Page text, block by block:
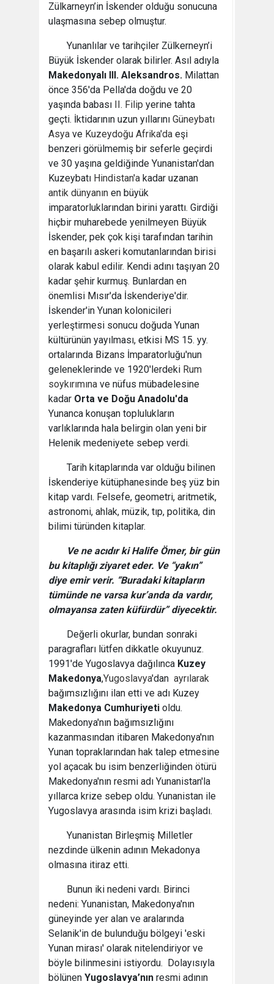
Zülkarneyn’in İskender olduğu sonucuna
ulaşmasına sebep olmuştur.
Yunanlılar ve tarihçiler Zülkerneyn’i
Büyük İskender olarak bilirler. Asıl adıyla
Makedonyalı III. Aleksandros. Milattan
önce 356'da Pella'da doğdu ve 20
yaşında babası II. Filip yerine tahta
geçti. İktidarının uzun yıllarını Güneybatı
Asya ve Kuzeydoğu Afrika'da eşi
benzeri görülmemiş bir seferle geçirdi
ve 30 yaşına geldiğinde Yunanistan'dan
Kuzeybatı Hindistan'a kadar uzanan
antik dünyanın en büyük
imparatorluklarından birini yarattı. Girdiği
hiçbir muharebede yenilmeyen Büyük
İskender, pek çok kişi tarafından tarihin
en başarılı askeri komutanlarından birisi
olarak kabul edilir. Kendi adını taşıyan 20
kadar şehir kurmuş. Bunlardan en
önemlisi Mısır'da İskenderiye'dir.
İskender'in Yunan kolonicileri
yerleştirmesi sonucu doğuda Yunan
kültürünün yayılması, etkisi MS 15. yy.
ortalarında Bizans İmparatorluğu'nun
geleneklerinde ve 1920'lerdeki Rum
soykırımına ve nüfus mübadelesine
kadar Orta ve Doğu Anadolu'da
Yunanca konuşan toplulukların
varlıklarında hala belirgin olan yeni bir
Helenik medeniyete sebep verdi.
Tarih kitaplarında var olduğu bilinen
İskenderiye kütüphanesinde beş yüz bin
kitap vardı. Felsefe, geometri, aritmetik,
astronomi, ahlak, müzik, tıp, politika, din
bilimi türünden kitaplar.
Ve ne acıdır ki Halife Ömer, bir gün
bu kitaplığı ziyaret eder. Ve “yakın”
diye emir verir. “Buradaki kitapların
tümünde ne varsa kur’anda da vardır,
olmayansa zaten küfürdür” diyecektir.
Değerli okurlar, bundan sonraki
paragrafları lütfen dikkatle okuyunuz.
1991'de Yugoslavya dağılınca Kuzey
Makedonya,Yugoslavya'dan ayrılarak
bağımsızlığını ilan etti ve adı Kuzey
Makedonya Cumhuriyeti oldu.
Makedonya'nın bağımsızlığını
kazanmasından itibaren Makedonya'nın
Yunan topraklarından hak talep etmesine
yol açacak bu isim benzerliğinden ötürü
Makedonya'nın resmi adı Yunanistan'la
yıllarca krize sebep oldu. Yunanistan ile
Yugoslavya arasında isim krizi başladı.
Yunanistan Birleşmiş Milletler
nezdinde ülkenin adının Mekadonya
olmasına itiraz etti.
Bunun iki nedeni vardı. Birinci
nedeni: Yunanistan, Makedonya'nın
güneyinde yer alan ve aralarında
Selanik'in de bulunduğu bölgeyi 'eski
Yunan mirası' olarak nitelendiriyor ve
böyle bilinmesini istiyordu. Dolayısıyla
bölünen Yugoslavya’nın resmi adının